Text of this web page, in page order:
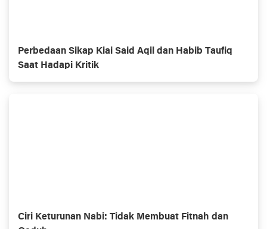
Perbedaan Sikap Kiai Said Aqil dan Habib Taufiq
Saat Hadapi Kritik
Ciri Keturunan Nabi: Tidak Membuat Fitnah dan